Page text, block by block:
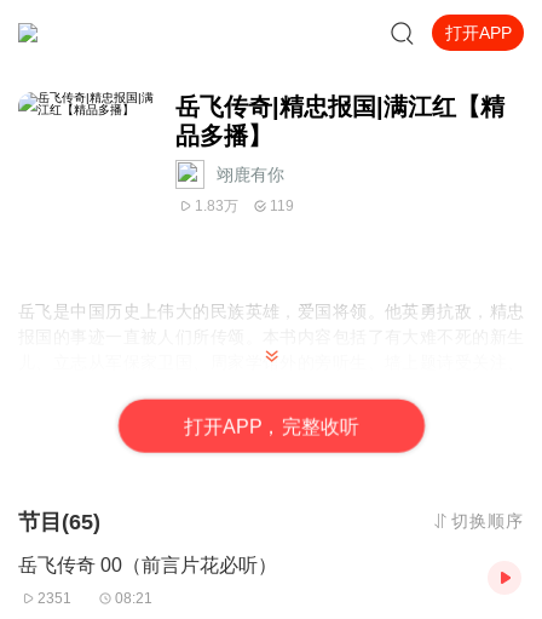
打开APP
岳飞传奇|精忠报国|满江红【精
品多播】
翊鹿有你
1.83万 119
岳飞是中国历史上伟大的民族英雄，爱国将领。他英勇抗敌，精忠
儿、立志从军保家卫国、周家学馆外的旁听生、墙上题诗受关注、
思忧国忧民、高超箭术镇群匪等。
打开APP，完整收听
节目(65) 切换顺序
岳飞传奇 00（前言片花必听）
2351 08:21